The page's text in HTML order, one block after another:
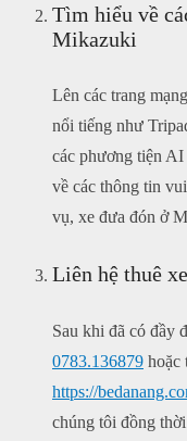
Tìm hiểu về
Mikazuki
Lên các trang
nổi tiếng như
các phương tiện
về các thông tin
vụ, xe đưa đón ở
Liên hệ thuê
Sau khi đã có đầy
0783.136879 hoặc
https://
chúng tôi đồng